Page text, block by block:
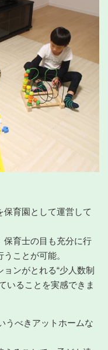
育園として運営して
保育士の目も充分に行
ことが可能。
ンがとれる“少人数制
いることを実感できま
うべきアットホームな